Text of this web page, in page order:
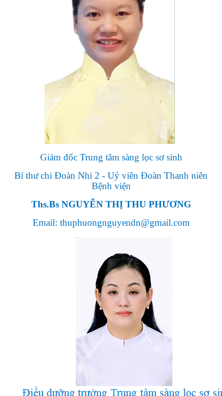
Giám đốc Trung tâm sàng lọc sơ sinh
Bí thư chi Đoàn Nhi 2 - Uỷ viên Đoàn Thanh niên
Bệnh viện
Ths.Bs NGUYỄN THỊ THU PHƯƠNG
Email: thuphuongnguyendn@gmail.com